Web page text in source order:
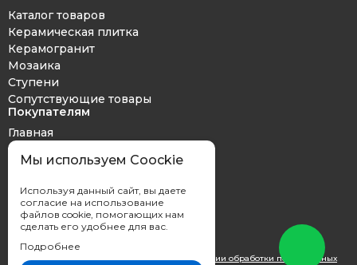
Каталог товаров
Керамическая плитка
Керамогранит
Мозаика
Ступени
Сопутствующие товары
Покупателям
Главная
Дизайн проект
Оплата и доставка
Контакты
Вы принимаете условияполитики в отношении обработки персональных
Мы используем Coockie
Используя данный сайт, вы даете
согласие на использование
файлов cookie, помогающих нам
сделать его удобнее для вас.
Подробнее